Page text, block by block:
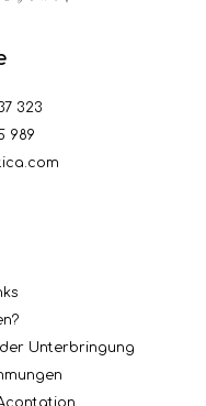
323
989
Unterbringung